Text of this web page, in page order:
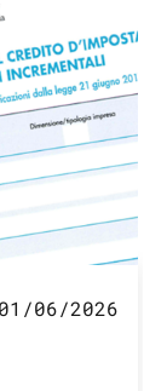
01/06/2026